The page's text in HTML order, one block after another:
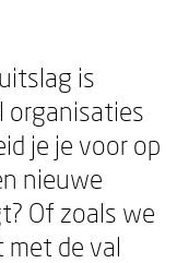
is
organisaties
je je voor op
nieuwe
Of zoals we
met de val